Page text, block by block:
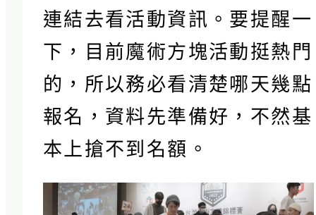
連結去看活動資訊。要提醒一
下，目前魔術方塊活動挺熱門
的，所以務必看清楚哪天幾點
報名，資料先準備好，不然基
本上搶不到名額。